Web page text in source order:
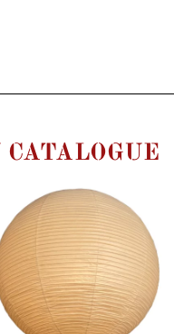
CATALOGUE